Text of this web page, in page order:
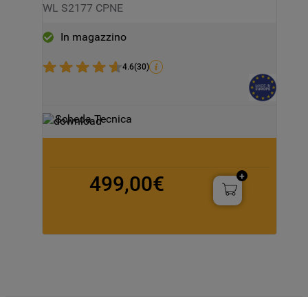
S2177 CPNE
WL S2177 CPNE
In magazzino
4.6(30)
Scheda Tecnica
499,00€